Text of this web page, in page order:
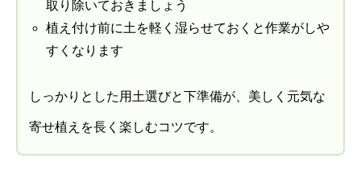
取り除いておきましょう
植え付け前に土を軽く湿らせておくと作業がしや
すくなります
しっかりとした用土選びと下準備が、美しく元気な
寄せ植えを長く楽しむコツです。